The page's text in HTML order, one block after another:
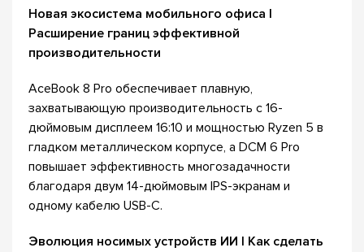
Новая экосистема мобильного офиса |
Расширение границ эффективной
производительности
AceBook 8 Pro обеспечивает плавную,
захватывающую производительность с 16-
дюймовым дисплеем 16:10 и мощностью Ryzen 5 в
гладком металлическом корпусе, а DCM 6 Pro
повышает эффективность многозадачности
благодаря двум 14-дюймовым IPS-экранам и
одному кабелю USB-C.
Эволюция носимых устройств ИИ | Как сделать